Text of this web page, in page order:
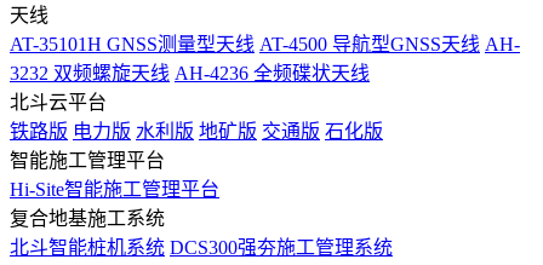
天线
AT-35101H GNSS测量型天线 AT-4500 导航型GNSS天线 AH-
3232 双频螺旋天线 AH-4236 全频碟状天线
北斗云平台
铁路版 电力版 水利版 地矿版 交通版 石化版
智能施工管理平台
Hi-Site智能施工管理平台
复合地基施工系统
北斗智能桩机系统 DCS300强夯施工管理系统